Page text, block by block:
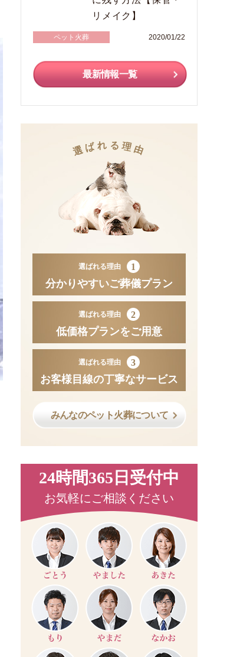
リメイク】
ペット火葬 2020/01/22
最新情報一覧
選ば れ る 理由
選ばれる理由 1
分かりやすいご葬儀プラン
選ばれる理由 2
低価格プランをご用意
選ばれる理由 3
お客様目線の丁寧なサービス
みんなのペット火葬について
24時間365日受付中
お気軽にご相談ください